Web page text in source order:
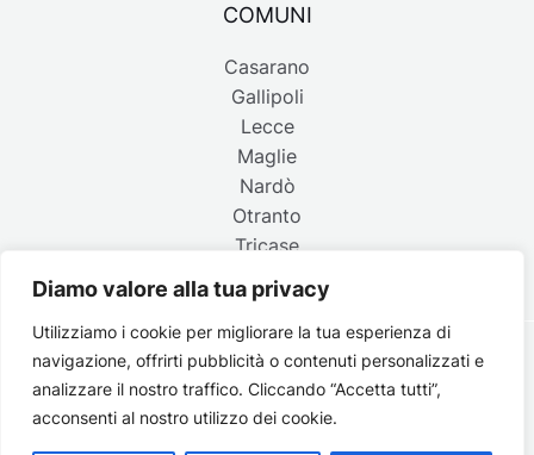
Diamo valore alla tua privacy
Utilizziamo i cookie per migliorare la tua esperienza di
navigazione, offrirti pubblicità o contenuti personalizzati e
analizzare il nostro traffico. Cliccando “Accetta tutti”,
acconsenti al nostro utilizzo dei cookie.
COMUNI
Casarano
Gallipoli
Lecce
Maglie
Nardò
Otranto
Tricase
Copyright © 2026 Belpaese | Periodico d'informazione del
Salento - P.IVA 4637850753 - Testata registrata il 18 gennaio